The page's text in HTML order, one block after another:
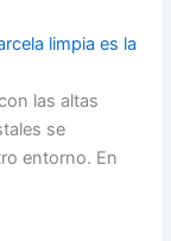
limpia es la
las altas
se
entorno. En